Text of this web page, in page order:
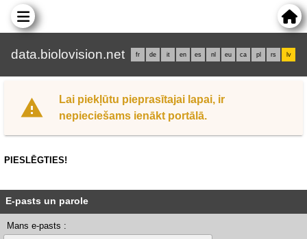
data.biolovision.net fr de it en es nl eu ca pl rs lv
Lai piekļūtu pieprasītajai lapai, ir
nepieciešams ienākt portālā.
PIESLĒGTIES!
E-pasts un parole
Mans e-pasts :